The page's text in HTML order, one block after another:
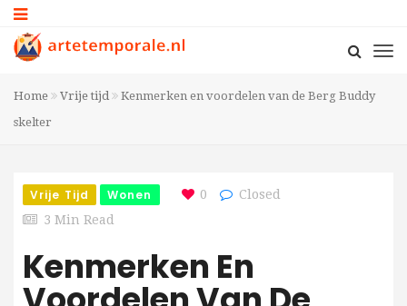
Home Vrije tijd
Kenmerken en voordelen van de Berg Buddy
skelter
Vrije Tijd Wonen 0
Closed
3 Min Read
Kenmerken En